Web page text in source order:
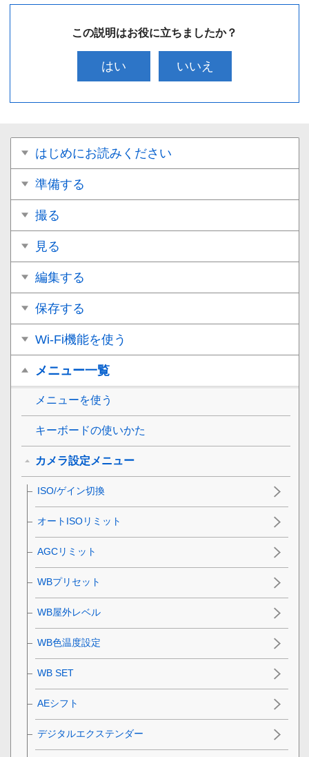
この説明はお役に立ちましたか？
はい いいえ
はじめにお読みください
準備する
撮る
見る
編集する
保存する
Wi-Fi機能を使う
メニュー一覧
メニューを使う
キーボードの使いかた
カメラ設定メニュー
ISO/ゲイン切換
オートISOリミット
AGCリミット
WBプリセット
WB屋外レベル
WB色温度設定
WB SET
AEシフト
デジタルエクステンダー